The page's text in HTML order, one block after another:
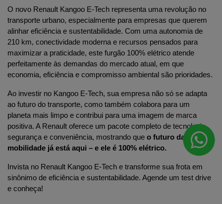
O novo Renault Kangoo E-Tech representa uma revolução no
transporte urbano, especialmente para empresas que querem
alinhar eficiência e sustentabilidade. Com uma autonomia de
210 km, conectividade moderna e recursos pensados para
maximizar a praticidade, este furgão 100% elétrico atende
perfeitamente às demandas do mercado atual, em que
economia, eficiência e compromisso ambiental são prioridades.
Ao investir no Kangoo E-Tech, sua empresa não só se adapta
ao futuro do transporte, como também colabora para um
planeta mais limpo e contribui para uma imagem de marca
positiva. A Renault oferece um pacote completo de tecnologia,
segurança e conveniência, mostrando que o futuro da
mobilidade já está aqui – e ele é 100% elétrico.
Invista no Renault Kangoo E-Tech e transforme sua frota em
sinônimo de eficiência e sustentabilidade. Agende um test drive
e conheça!